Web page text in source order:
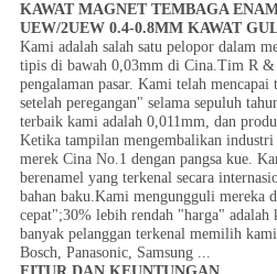
KAWAT MAGNET TEMBAGA
UEW/2UEW 0.4-0.8MM KAWAT
Kami adalah salah satu pelopor dalam
tipis di bawah 0,03mm di Cina.Tim R
pengalaman pasar. Kami telah
setelah peregangan" selama sepuluh
terbaik kami adalah 0,011mm, dan
Ketika tampilan mengembalikan
merek Cina No.1 dengan pangsa kue.
berenamel yang terkenal secara
bahan baku.Kami mengungguli mereka
cepat";30% lebih rendah "harga" adalah
banyak pelanggan terkenal memilih
Bosch, Panasonic, Samsung ...